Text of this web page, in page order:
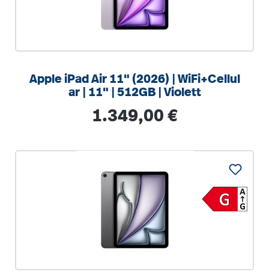
Apple iPad Air 11" (2026) | WiFi+Cellul
ar | 11" | 512GB | Violett
Regulärer Preis:
1.349,00 €